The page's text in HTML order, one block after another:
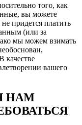
того, как
вы можете
придется платить
(или за
мы можем взимать
качестве
вашего
НАМ